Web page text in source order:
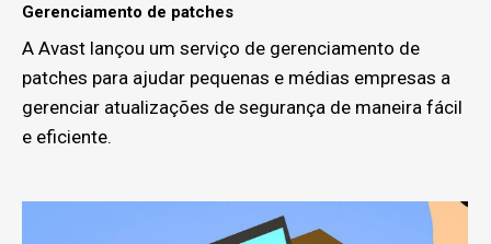
Gerenciamento de patches
A Avast lançou um serviço de gerenciamento de
patches para ajudar pequenas e médias empresas a
gerenciar atualizações de segurança de maneira fácil
e eficiente.